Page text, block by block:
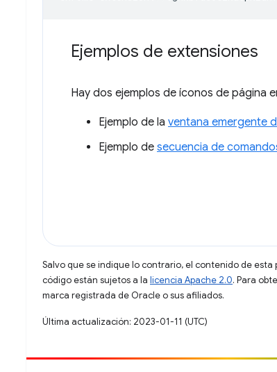
Ejemplos de extensiones
Hay dos ejemplos de íconos de página
Ejemplo de la ventana emergente
Ejemplo de secuencia de
Salvo que se indique lo contrario, el contenido de esta
código están sujetos a la licencia Apache 2.0. Para
marca registrada de Oracle o sus afiliados.
Última actualización: 2023-01-11 (UTC)